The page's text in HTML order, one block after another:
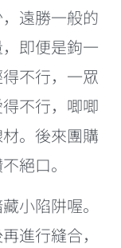
遠勝一般的
即便是鉤一
不行，一眾
不行，唧唧
。後來團購
絕口。
小陷阱喔。
進行縫合，